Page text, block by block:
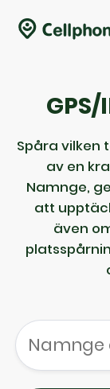
Spåra vilken
av en
Namnge,
att
även